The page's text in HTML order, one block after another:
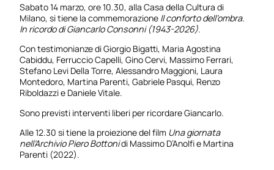
Sabato 14 marzo, ore 10.30, alla Casa della Cultura di
Milano, si tiene la commemorazione Il conforto dell’ombra.
In ricordo di Giancarlo Consonni (1943-2026).
Con testimonianze di Giorgio Bigatti, Maria Agostina
Cabiddu, Ferruccio Capelli, Gino Cervi, Massimo Ferrari,
Stefano Levi Della Torre, Alessandro Maggioni, Laura
Montedoro, Martina Parenti, Gabriele Pasqui, Renzo
Riboldazzi e Daniele Vitale.
Sono previsti interventi liberi per ricordare Giancarlo.
Alle 12.30 si tiene la proiezione del film Una giornata
nell’Archivio Piero Bottonidi Massimo D’Anolfi e Martina
Parenti (2022).